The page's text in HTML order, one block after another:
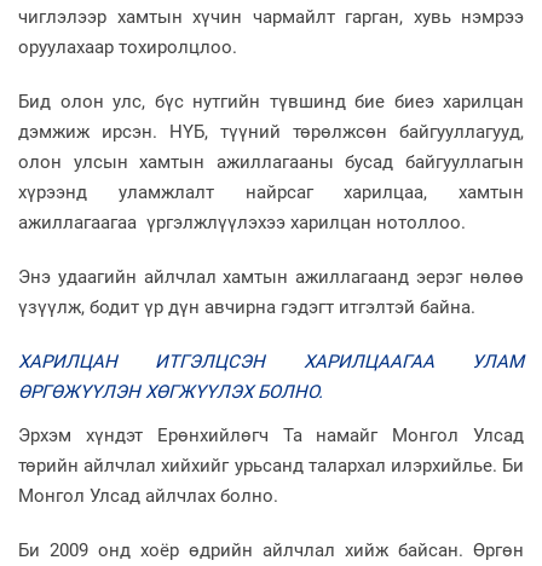
чиглэлээр хамтын хүчин чармайлт гарган, хувь нэмрээ
оруулахаар тохиролцлоо.
Бид олон улс, бүс нутгийн түвшинд бие биеэ харилцан
дэмжиж ирсэн. НҮБ, түүний төрөлжсөн байгууллагууд,
олон улсын хамтын ажиллагааны бусад байгууллагын
хүрээнд уламжлалт найрсаг харилцаа, хамтын
ажиллагаагаа үргэлжлүүлэхээ харилцан нотоллоо.
Энэ удаагийн айлчлал хамтын ажиллагаанд эерэг нөлөө
үзүүлж, бодит үр дүн авчирна гэдэгт итгэлтэй байна.
ХАРИЛЦАН ИТГЭЛЦСЭН ХАРИЛЦААГАА УЛАМ
ӨРГӨЖҮҮЛЭН ХӨГЖҮҮЛЭХ БОЛНО.
Эрхэм хүндэт Ерөнхийлөгч Та намайг Монгол Улсад
төрийн айлчлал хийхийг урьсанд талархал илэрхийлье. Би
Монгол Улсад айлчлах болно.
Би 2009 онд хоёр өдрийн айлчлал хийж байсан. Өргөн